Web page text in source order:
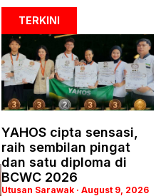
TERKINI
YAHOS cipta sensasi,
raih sembilan pingat
dan satu diploma di
BCWC 2026
Utusan Sarawak August 9, 2026